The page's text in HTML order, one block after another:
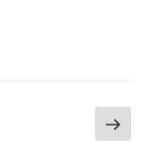
Seite